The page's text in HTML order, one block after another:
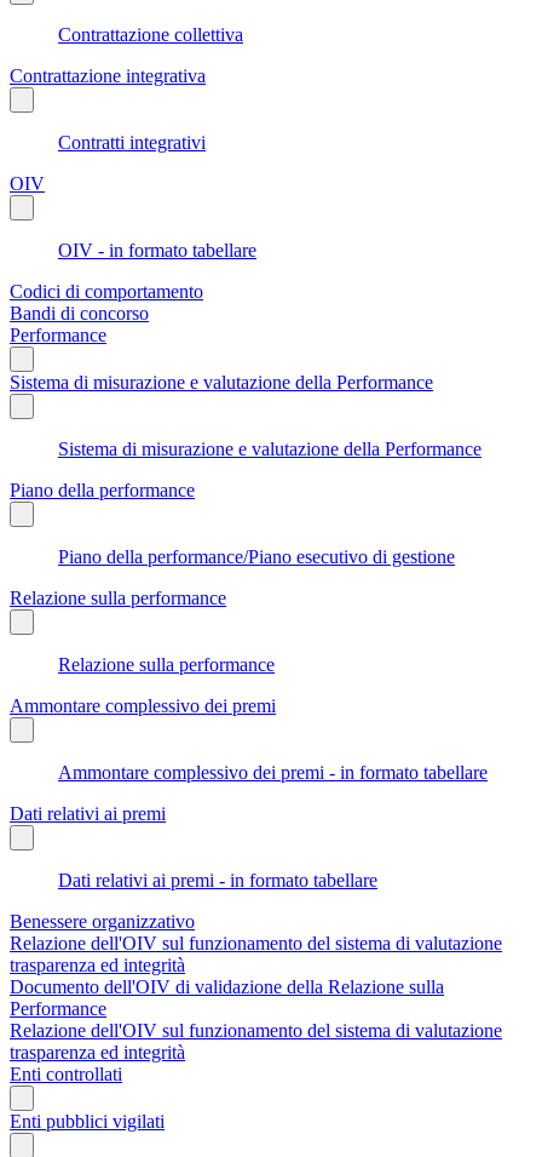
Contrattazione collettiva
Contrattazione integrativa
Contratti integrativi
OIV
OIV - in formato tabellare
Codici di comportamento
Bandi di concorso
Performance
Sistema di misurazione e valutazione della Performance
Sistema di misurazione e valutazione della Performance
Piano della performance
Piano della performance/Piano esecutivo di gestione
Relazione sulla performance
Relazione sulla performance
Ammontare complessivo dei premi
Ammontare complessivo dei premi - in formato tabellare
Dati relativi ai premi
Dati relativi ai premi - in formato tabellare
Benessere organizzativo
Relazione dell'OIV sul funzionamento del sistema di valutazione
trasparenza ed integrità
Documento dell'OIV di validazione della Relazione sulla
Performance
Relazione dell'OIV sul funzionamento del sistema di valutazione
trasparenza ed integrità
Enti controllati
Enti pubblici vigilati